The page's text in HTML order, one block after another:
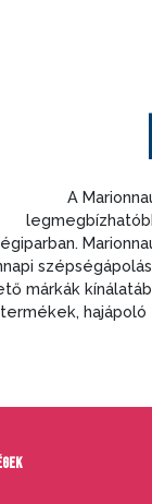
A
márkák
termékek,